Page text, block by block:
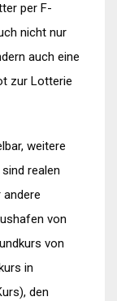
per F-
nicht nur
auch eine
zur Lotterie
weitere
realen
von
von
in
den